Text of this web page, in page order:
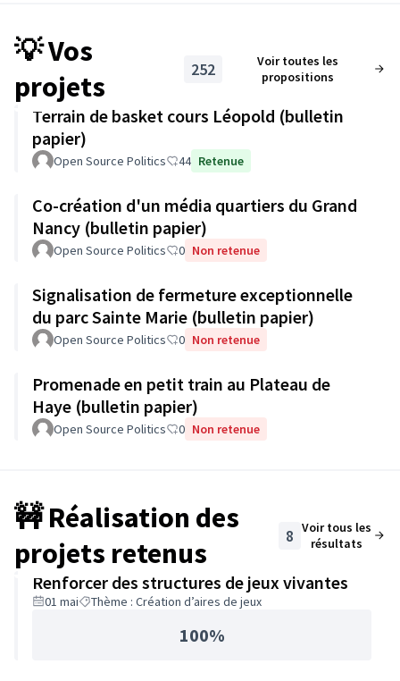
💡 Vos
projets
252
Voir toutes les
propositions
Terrain de basket cours Léopold (bulletin
papier)
Open Source Politics 44 Retenue
Co-création d'un média quartiers du Grand
Nancy (bulletin papier)
Open Source Politics 0 Non retenue
Signalisation de fermeture exceptionnelle
du parc Sainte Marie (bulletin papier)
Open Source Politics 0 Non retenue
Promenade en petit train au Plateau de
Haye (bulletin papier)
Open Source Politics 0 Non retenue
🚧 Réalisation des
projets retenus
8 Voir tous les
résultats
Renforcer des structures de jeux vivantes
01 mai Thème : Création d’aires de jeux
100%